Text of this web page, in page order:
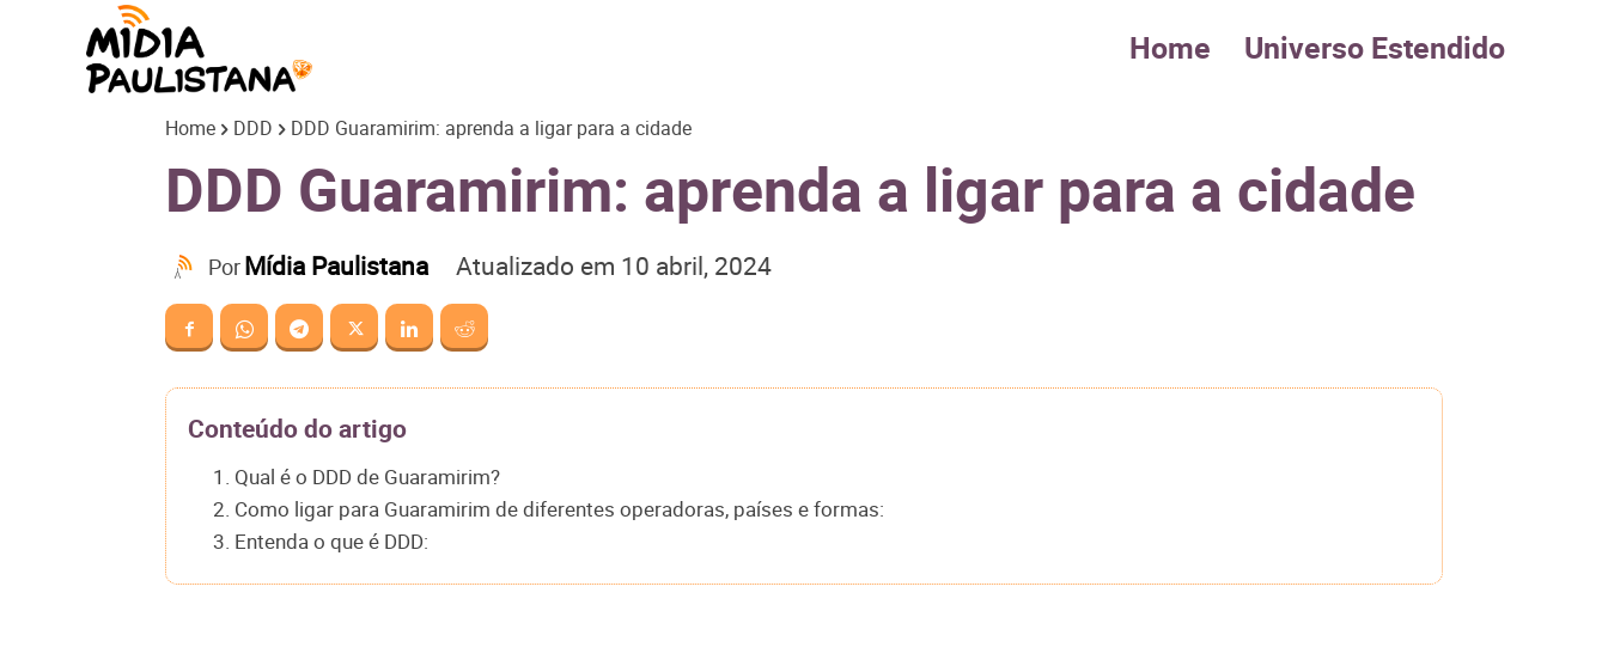
Paulistana
Home Universo Estendido
Home DDD DDD Guaramirim: aprenda a ligar para a cidade
DDD Guaramirim: aprenda a ligar para a cidade
PorMídia Paulistana Atualizado em 10 abril, 2024
Conteúdo do artigo
1. Qual é o DDD de Guaramirim?
2. Como ligar para Guaramirim de diferentes operadoras, países e formas:
3. Entenda o que é DDD: